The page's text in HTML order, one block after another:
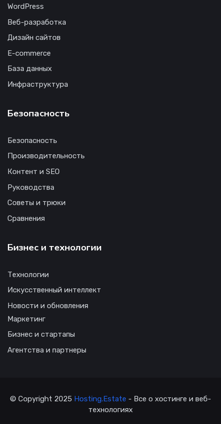
WordPress
Веб-разработка
Дизайн сайтов
E-commerce
База данных
Инфраструктура
Безопасность
Безопасность
Производительность
Контент и SEO
Руководства
Советы и трюки
Сравнения
Бизнес и технологии
Технологии
Искусственный интеллект
Новости и обновления
Маркетинг
Бизнес и стартапы
Агентства и партнеры
© Copyright 2025 Hosting.Estate - Все о хостинге и веб-
технологиях